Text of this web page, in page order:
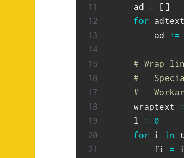
    ad
= [ ]
for
        ad
+=
# Wrap
#
#
    wraptext
=
    l
= 0
for i in
        fi
= i